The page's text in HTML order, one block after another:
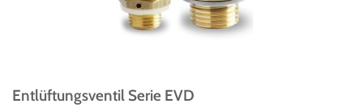
Entlüftungsventil Serie EVD